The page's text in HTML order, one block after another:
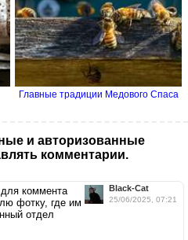
Главные традиции Медового Спаса
и авторизованные
комментарии.
Black-Cat
25/06/2025, 07:21
коммента
фотку, где им
отдел